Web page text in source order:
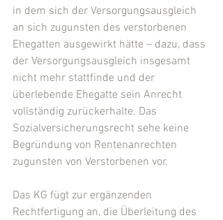
in dem sich der Versorgungsausgleich
an sich zugunsten des verstorbenen
Ehegatten ausgewirkt hätte – dazu, dass
der Versorgungsausgleich insgesamt
nicht mehr stattfinde und der
überlebende Ehegatte sein Anrecht
vollständig zurückerhalte. Das
Sozialversicherungsrecht sehe keine
Begründung von Rentenanrechten
zugunsten von Verstorbenen vor.
Das KG fügt zur ergänzenden
Rechtfertigung an, die Überleitung des